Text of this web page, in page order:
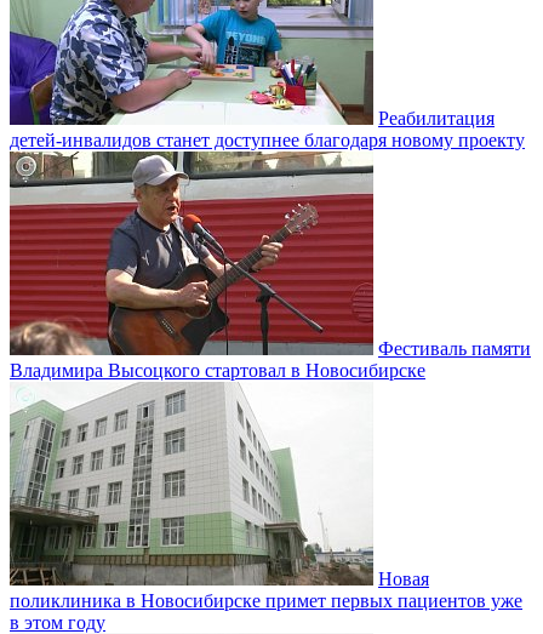
Реабилитация
детей-инвалидов станет доступнее благодаря новому проекту
Фестиваль памяти
Владимира Высоцкого стартовал в Новосибирске
Новая
поликлиника в Новосибирске примет первых пациентов уже
в этом году